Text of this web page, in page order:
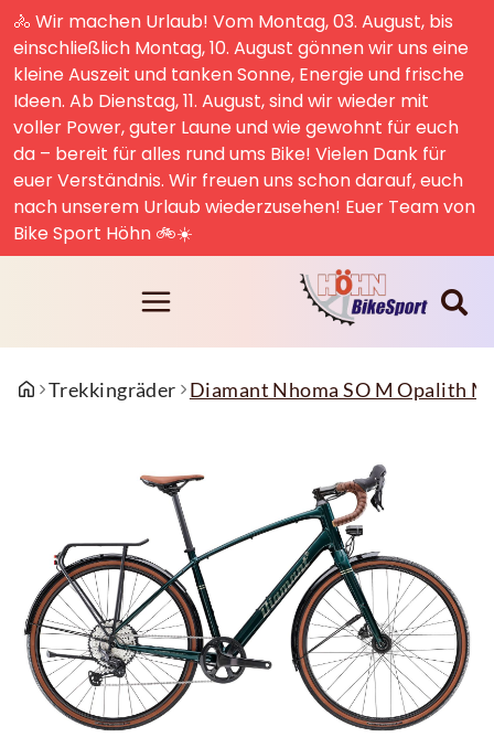
🚴 Wir machen Urlaub! Vom Montag, 03. August, bis
einschließlich Montag, 10. August gönnen wir uns eine
kleine Auszeit und tanken Sonne, Energie und frische
Ideen. Ab Dienstag, 11. August, sind wir wieder mit
voller Power, guter Laune und wie gewohnt für euch
da – bereit für alles rund ums Bike! Vielen Dank für
euer Verständnis. Wir freuen uns schon darauf, euch
nach unserem Urlaub wiederzusehen! Euer Team von
Bike Sport Höhn 🚲☀️
Trekkingräder Diamant Nhoma SO M Opalith